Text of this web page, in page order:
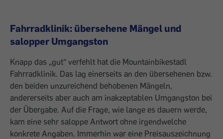
Fahrradklinik: übersehene Mängel und
salopper Umgangston
Knapp das „gut“ verfehlt hat die Mountain­bikestadl
Fahrradklinik. Das lag einerseits an den übersehenen bzw.
den beiden unzureichend behobenen Mängeln,
andererseits aber auch am inakzeptablen Umgangston bei
der Übergabe. Auf die Frage, wie lange es dauern werde,
kam eine sehr saloppe Antwort ohne irgendwelche
konkrete Angaben. Immerhin war eine Preisauszeichnung